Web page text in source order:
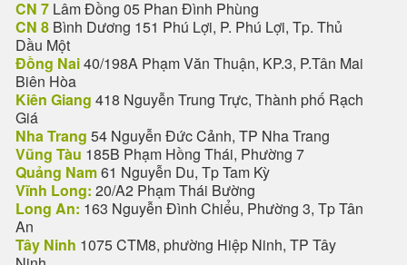
CN 7 Lâm Đồng 05 Phan Đình Phùng
CN 8 Bình Dương 151 Phú Lợi, P. Phú Lợi, Tp. Thủ
Dầu Một
Đồng Nai40/198A Phạm Văn Thuận, KP.3, P.Tân Mai
Biên Hòa
Kiên Giang 418 Nguyễn Trung Trực, Thành phố Rạch
Giá
Nha Trang 54 Nguyễn Đức Cảnh, TP Nha Trang
Vũng Tàu 185B Phạm Hồng Thái, Phường 7
Quảng Nam61 Nguyễn Du, Tp Tam Kỳ
Vĩnh Long: 20/A2 Phạm Thái Bường
Long An: 163 Nguyễn Đình Chiểu, Phường 3, Tp Tân
An
Tây Ninh 1075 CTM8, phường Hiệp Ninh, TP Tây